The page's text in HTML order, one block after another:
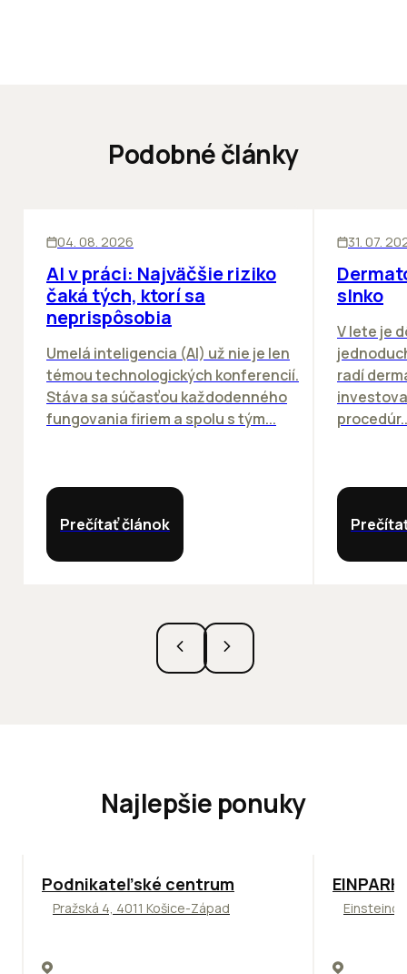
Podobné články
04. 08. 2026
AI v práci: Najväčšie riziko
čaká tých, ktorí sa
neprispôsobia
Umelá inteligencia (AI) už nie je len
témou technologických konferencií.
Stáva sa súčasťou každodenného
fungovania firiem a spolu s tým...
Prečítať článok
31. 07.
slnko
V lete je
radí
Najlepšie ponuky
ODPORÚČAME
Podnikateľské centrum
Pražská 4, 4011 Košice-Západ
TOP